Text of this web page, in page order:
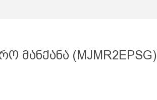
Მანქანა (MJMR2EPSG)